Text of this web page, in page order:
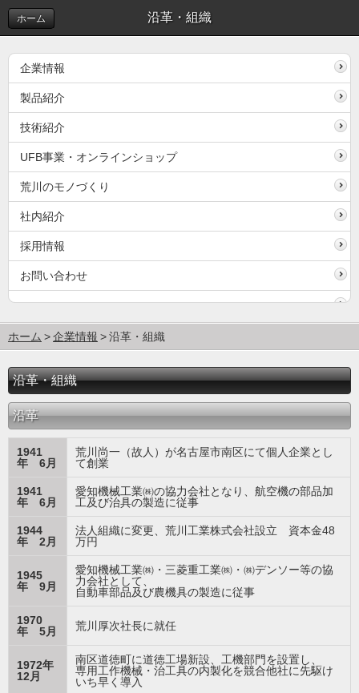
沿革・組織
ホーム
企業情報
製品紹介
技術紹介
UFB事業・オンラインショップ
荒川のモノづくり
社内紹介
採用情報
お問い合わせ
ホーム 企業情報 沿革・組織
沿革・組織
沿革
1941
年 6月
荒川尚一（故人）が名古屋市南区にて個人企業とし
て創業
1941
年 6月
愛知機械工業㈱の協力会社となり、航空機の部品加
工及び治具の製造に従事
1944
年 2月
法人組織に変更、荒川工業株式会社設立 資本金48
万円
1945
年 9月
愛知機械工業㈱・三菱重工業㈱・㈱デンソー等の協
力会社として、
自動車部品及び農機具の製造に従事
1970
年 5月
荒川厚次社長に就任
1972年
12月
南区道徳町に道徳工場新設、工機部門を設置し、
専用工作機械・治工具の内製化を競合他社に先駆け
いち早く導入